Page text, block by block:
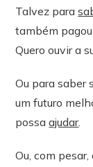
Talvez para
também
Quero ouvir a
Ou para saber
um futuro
possaajudar.
Ou, com